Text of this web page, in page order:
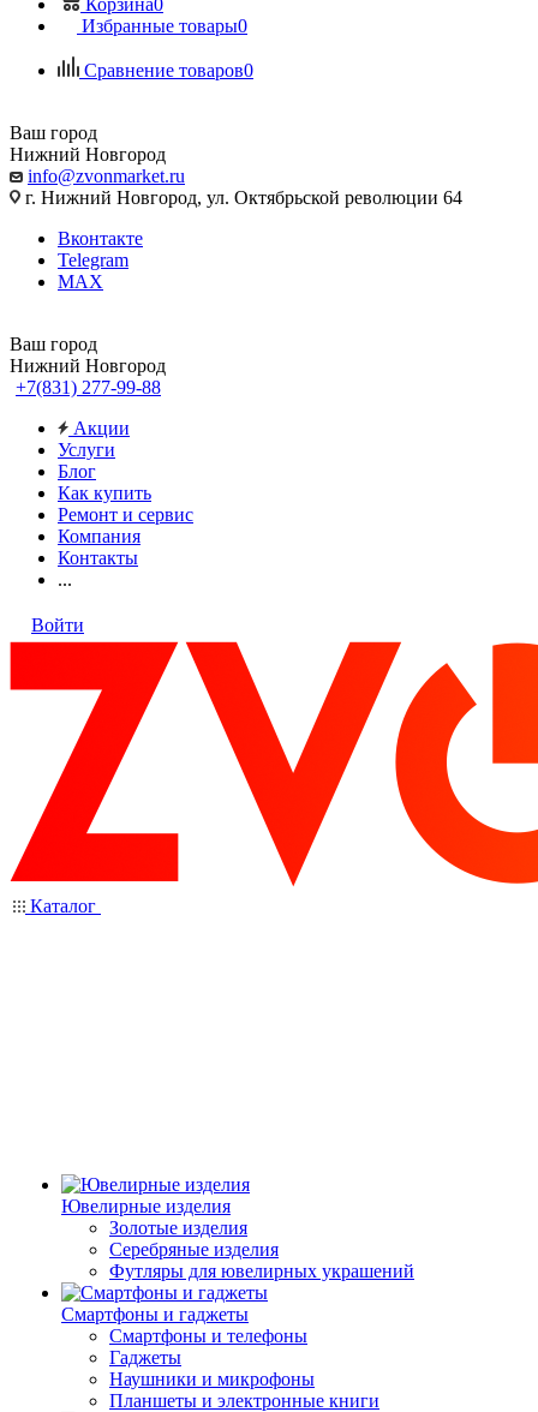
Корзина0
Избранные товары0
Сравнение товаров0
Ваш город
Нижний Новгород
info@zvonmarket.ru
г. Нижний Новгород, ул. Октябрьской революции 64
Вконтакте
Telegram
MAX
Ваш город
Нижний Новгород
+7(831) 277-99-88
Акции
Услуги
Блог
Как купить
Ремонт и сервис
Компания
Контакты
...
Войти
Каталог
Ювелирные изделия
Золотые изделия
Серебряные изделия
Футляры для ювелирных украшений
Смартфоны и гаджеты
Смартфоны и телефоны
Гаджеты
Наушники и микрофоны
Планшеты и электронные книги